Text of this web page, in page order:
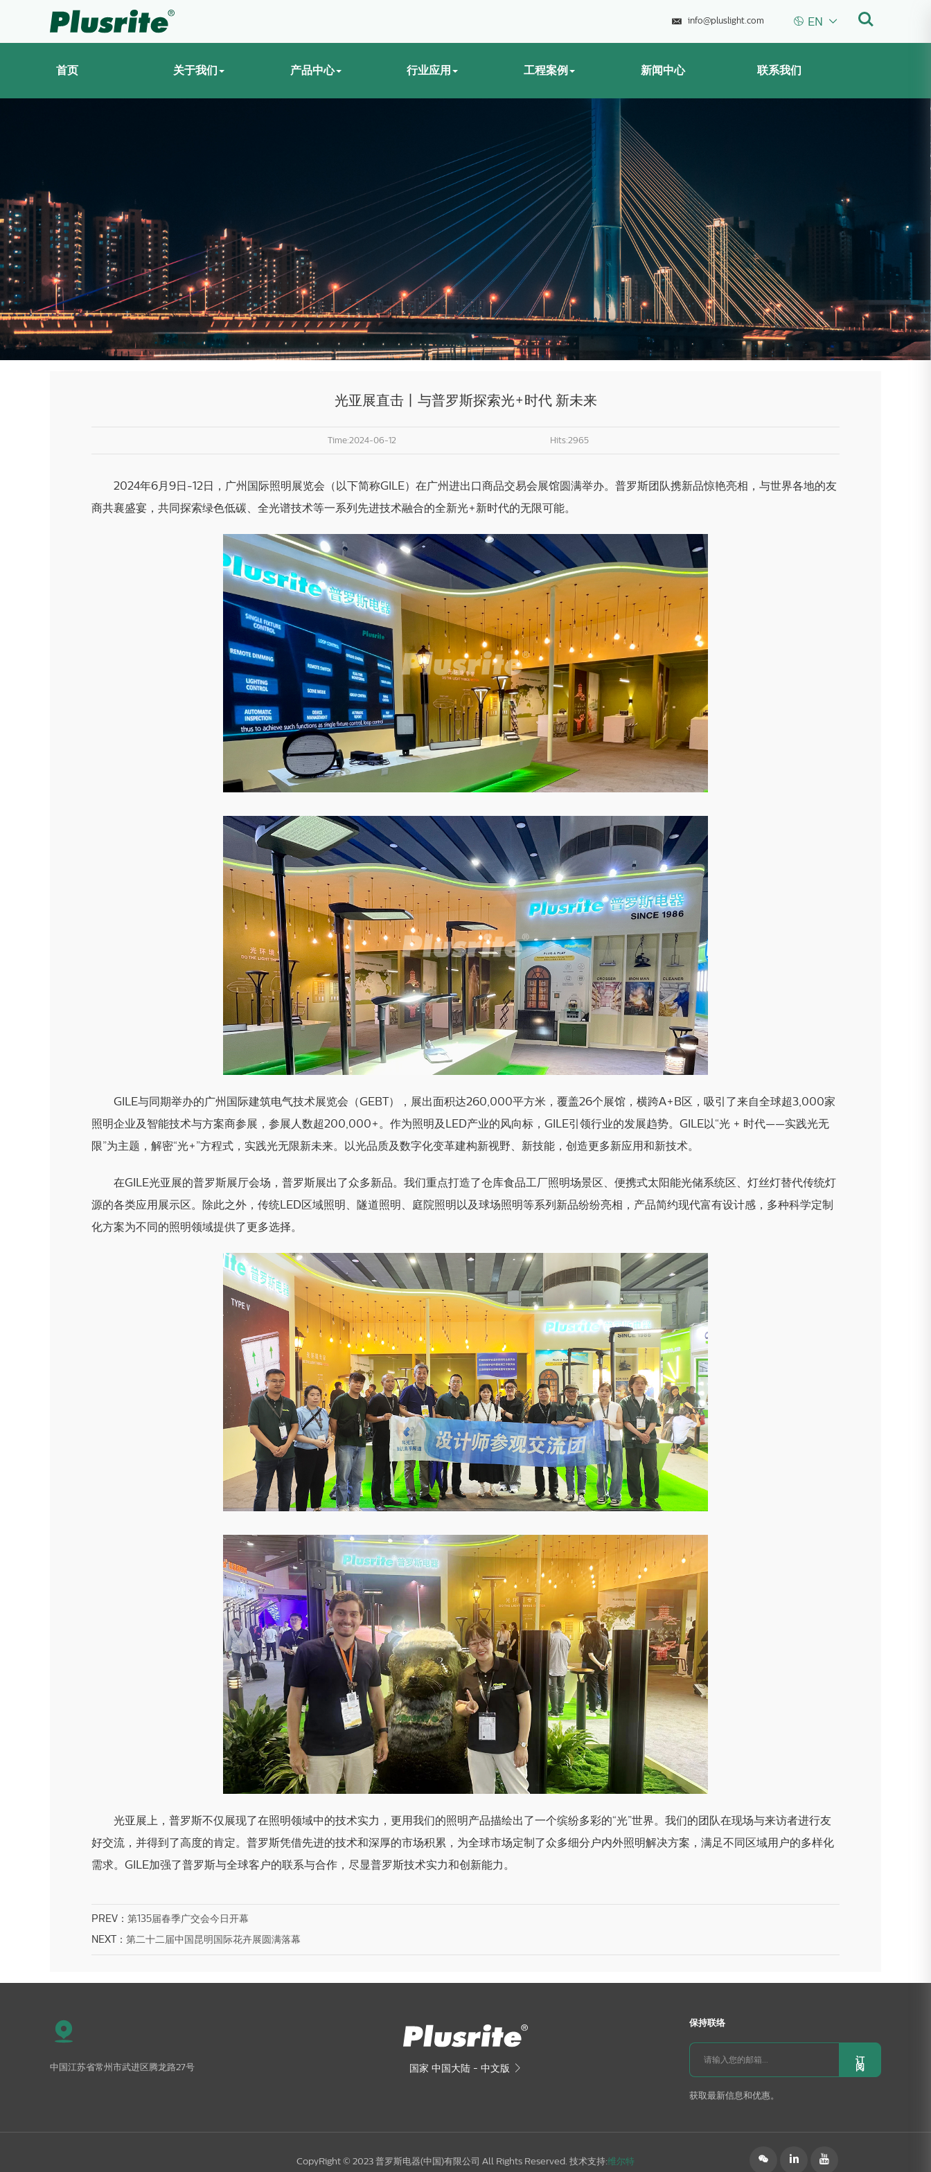
 EN 
 info@pluslight.com
首页 关于我们 产品中心 行业应用 工程案例 新闻中心 联系我们
光亚展直击丨与普罗斯探索光+时代 新未来
Time:2024-06-12 Hits:2965
2024年6月9日-12日，广州国际照明展览会（以下简称GILE）在广州进出口商品交易会展馆圆满举办。普罗斯团队携新品惊艳亮相，与世界各地的友
商共襄盛宴，共同探索绿色低碳、全光谱技术等一系列先进技术融合的全新光+新时代的无限可能。
GILE与同期举办的广州国际建筑电气技术展览会（GEBT），展出面积达260,000平方米，覆盖26个展馆，横跨A+B区，吸引了来自全球超3,000家
照明企业及智能技术与方案商参展，参展人数超200,000+。作为照明及LED产业的风向标，GILE引领行业的发展趋势。GILE以“光 + 时代——实践光无
限”为主题，解密“光+”方程式，实践光无限新未来。以光品质及数字化变革建构新视野、新技能，创造更多新应用和新技术。
在GILE光亚展的普罗斯展厅会场，普罗斯展出了众多新品。我们重点打造了仓库食品工厂照明场景区、便携式太阳能光储系统区、灯丝灯替代传统灯
源的各类应用展示区。除此之外，传统LED区域照明、隧道照明、庭院照明以及球场照明等系列新品纷纷亮相，产品简约现代富有设计感，多种科学定制
化方案为不同的照明领域提供了更多选择。
光亚展上，普罗斯不仅展现了在照明领域中的技术实力，更用我们的照明产品描绘出了一个缤纷多彩的“光”世界。我们的团队在现场与来访者进行友
好交流，并得到了高度的肯定。普罗斯凭借先进的技术和深厚的市场积累，为全球市场定制了众多细分户内外照明解决方案，满足不同区域用户的多样化
需求。GILE加强了普罗斯与全球客户的联系与合作，尽显普罗斯技术实力和创新能力。
PREV： 第135届春季广交会今日开幕
NEXT： 第二十二届中国昆明国际花卉展圆满落幕
中国江苏省常州市武进区腾龙路27号 国家 中国大陆 - 中文版 
保持联络
订
阅
获取最新信息和优惠。
CopyRight © 2023 普罗斯电器(中国)有限公司 All Rights Reserved. 技术支持:维尔特 󰄆  